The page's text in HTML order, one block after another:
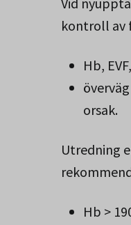
kontroll av
Hb,
orsak.
Utredning
Hb >